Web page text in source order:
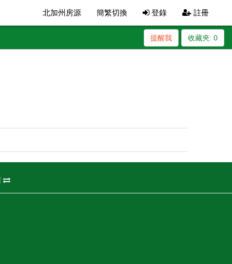
北加州房源 簡繁切換 登錄 註冊
收藏夾: 0
提醒我